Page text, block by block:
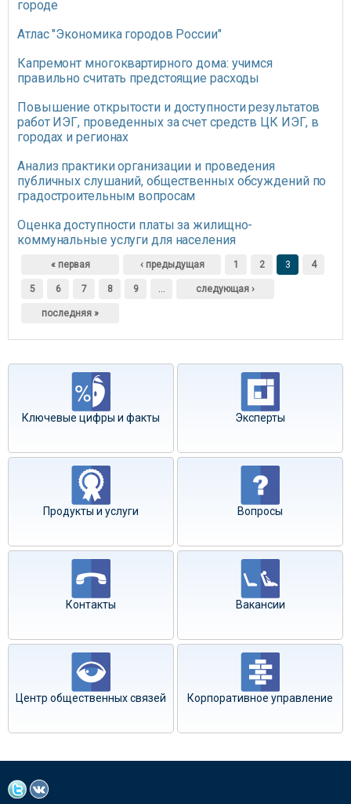
городе
Атлас "Экономика городов России"
Капремонт многоквартирного дома: учимся
правильно считать предстоящие расходы
Повышение открытости и доступности результатов
работ ИЭГ, проведенных за счет средств ЦК ИЭГ, в
городах и регионах
Анализ практики организации и проведения
публичных слушаний, общественных обсуждений по
градостроительным вопросам
Оценка доступности платы за жилищно-
коммунальные услуги для населения
Страницы
« первая ‹ предыдущая 1 2 3 4
5 6 7 8 9 … следующая ›
последняя »
Ключевые цифры и факты Эксперты
Продукты и услуги Вопросы
Контакты Вакансии
Центр общественных связей Корпоративное управление